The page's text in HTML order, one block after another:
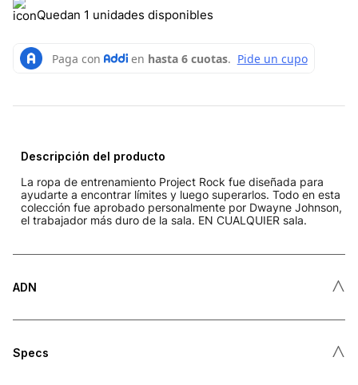
Quedan 1 unidades disponibles
Descripción del producto
La ropa de entrenamiento Project Rock fue diseñada para
ayudarte a encontrar límites y luego superarlos. Todo en esta
colección fue aprobado personalmente por Dwayne Johnson,
el trabajador más duro de la sala. EN CUALQUIER sala.
ADN ˄
Specs ˄